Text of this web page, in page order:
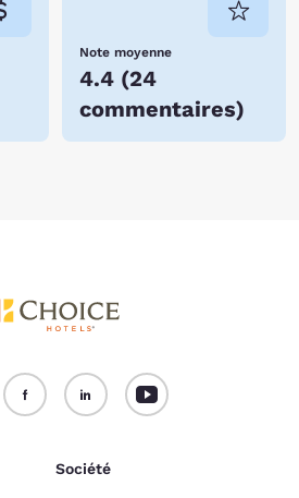
Note moyenne
4.4 (24
commentaires)
Société